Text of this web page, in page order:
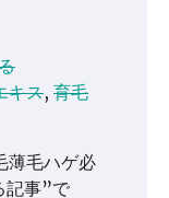
キス, 育毛
毛ハゲ必
記事”で